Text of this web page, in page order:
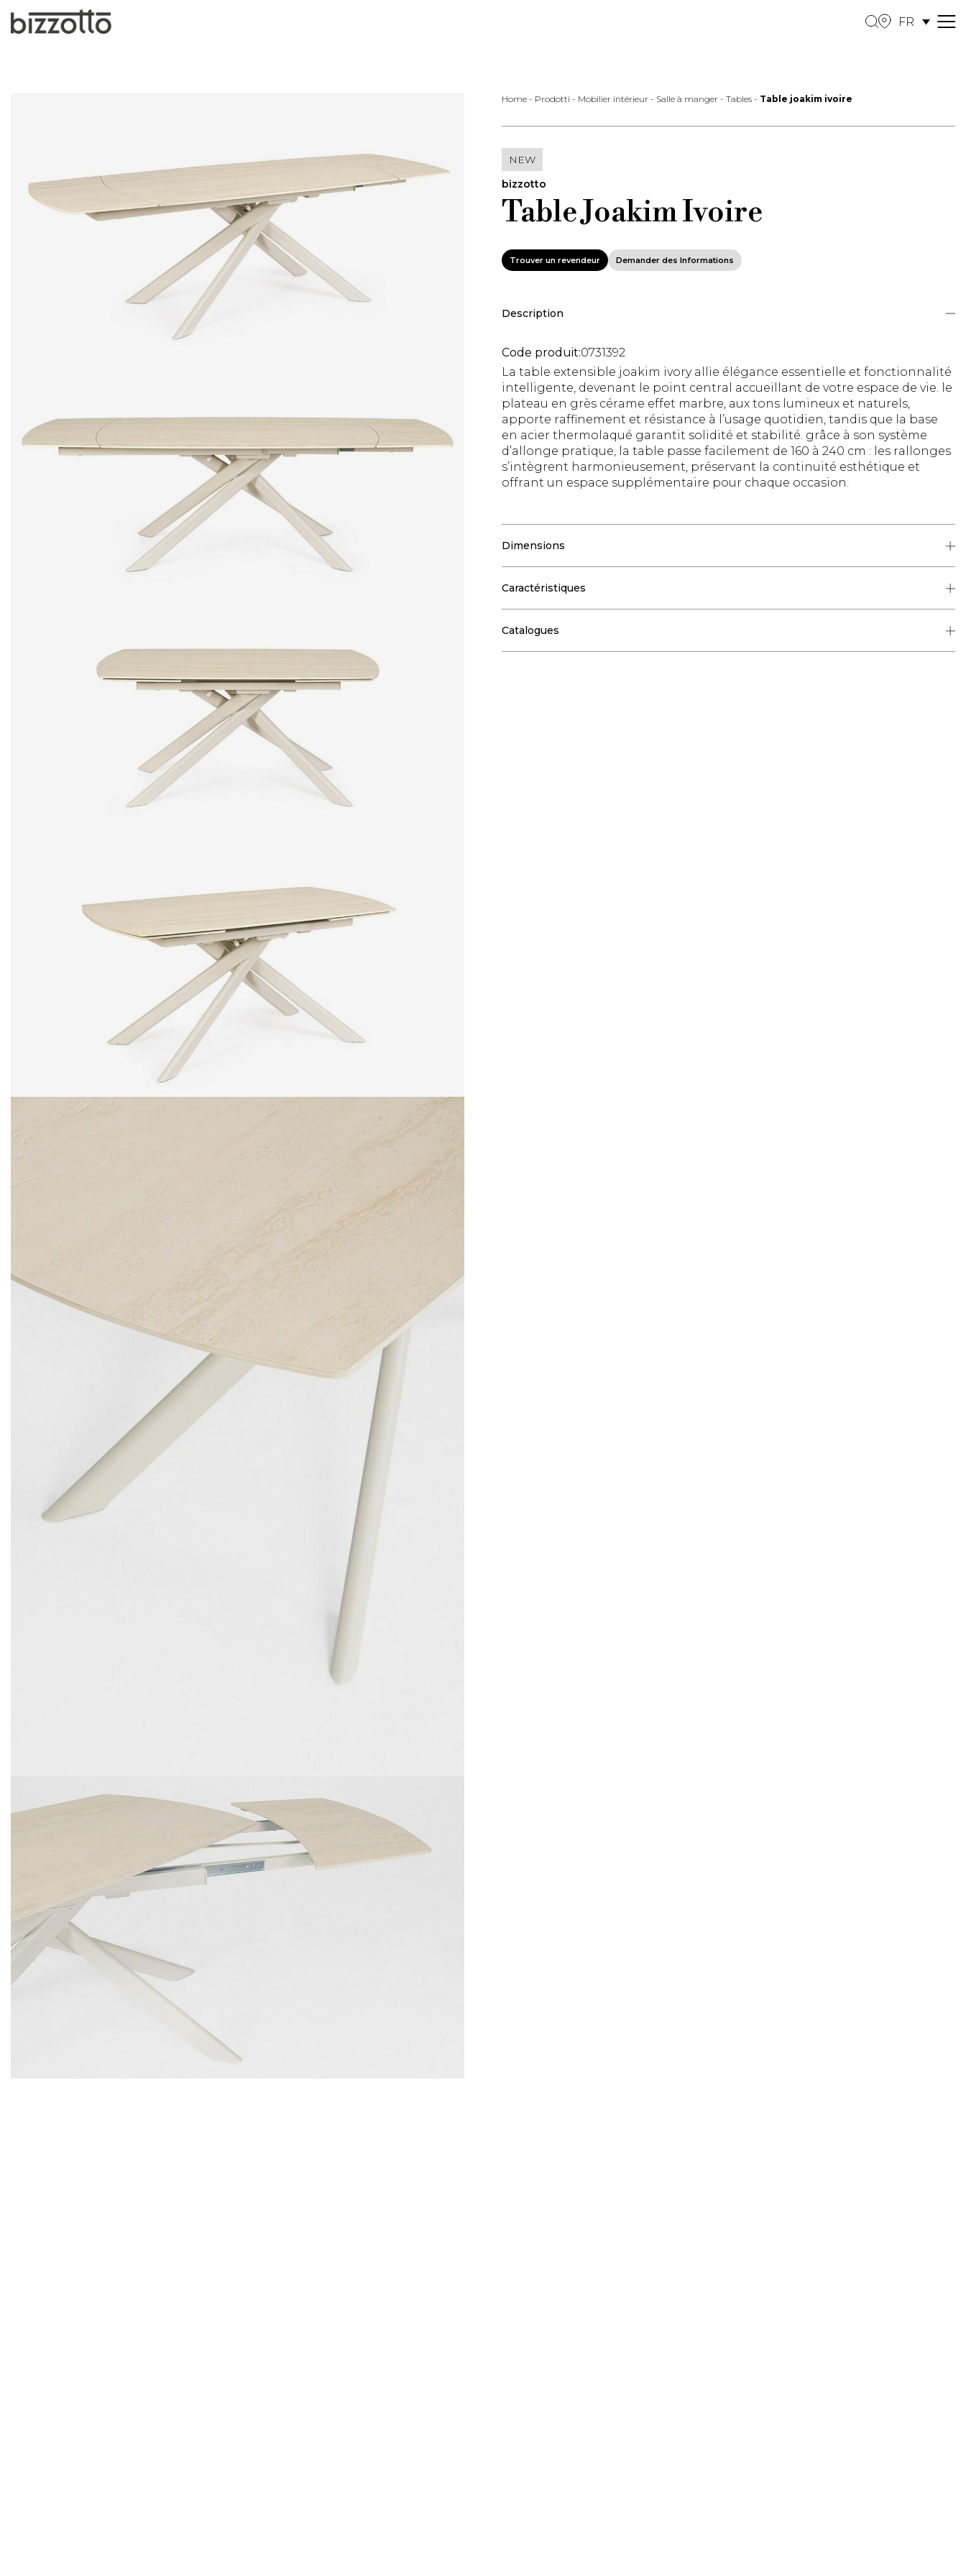
FR
M
Home - Prodotti - Mobilier intérieur - Salle à manger -Tables - Table joakim ivoire
NEW
bizzotto
Table Joakim Ivoire
Trouver un revendeur Demander des Informations
Description
Code produit:0731392
La table extensible joakim ivory allie élégance essentielle et fonctionnalité
intelligente, devenant le point central accueillant de votre espace de vie. le
plateau en grès cérame effet marbre, aux tons lumineux et naturels,
apporte raffinement et résistance à l’usage quotidien, tandis que la base
en acier thermolaqué garantit solidité et stabilité. grâce à son système
d’allonge pratique, la table passe facilement de 160 à 240 cm : les rallonges
s’intègrent harmonieusement, préservant la continuité esthétique et
offrant un espace supplémentaire pour chaque occasion.
Dimensions
Caractéristiques
Catalogues